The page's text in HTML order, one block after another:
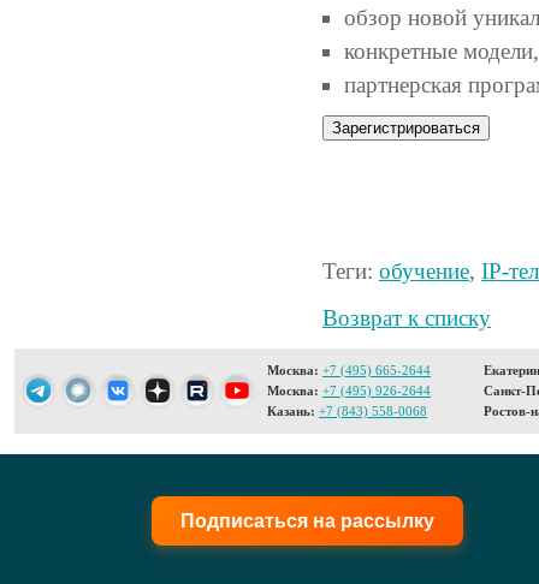
обзор новой
конкретные
партнерская
Зарегистрироваться
Теги: обучение, IP-
Возврат к списку
Москва: +7 (495) 665-2644
Москва: +7 (495) 926-2644
Казань: +7 (843) 558-0068
Санкт-
Ростов-
Подписаться на рассылку